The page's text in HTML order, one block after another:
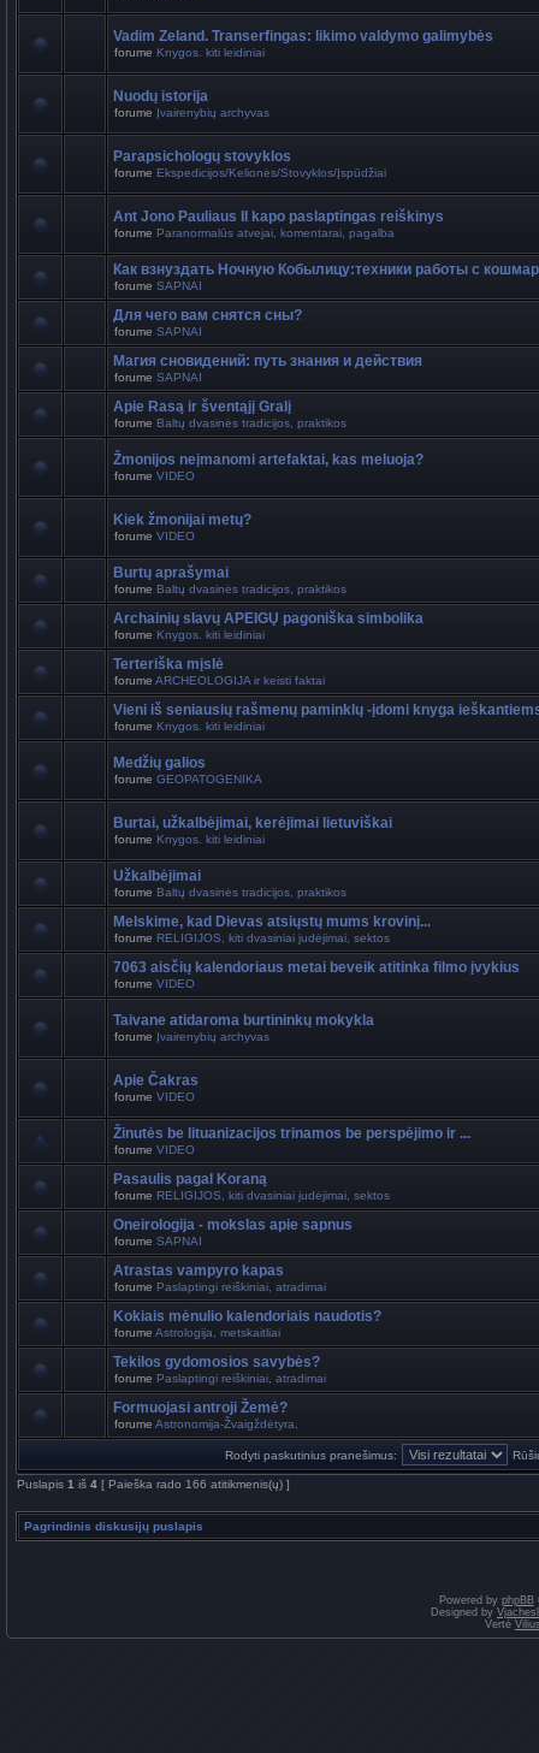
Vadim Zeland. Transerfingas: likimo valdymo galimybės
forume Knygos. kiti leidiniai
Nuodų istorija
forume Įvairenybių archyvas
Parapsichologų stovyklos
forume Ekspedicijos/Kelionės/Stovyklos/Įspūdžiai
Ant Jono Pauliaus II kapo paslaptingas reiškinys
forume Paranormalūs atvejai, komentarai, pagalba
Как взнуздать Ночную Кобылицу:техники работы с
forume SAPNAI
Для чего вам снятся сны?
forume SAPNAI
Магия сновидений: путь знания и действия
forume SAPNAI
Apie Rasą ir šventąjį Gralį
forume Baltų dvasinės tradicijos, praktikos
Žmonijos neįmanomi artefaktai, kas meluoja?
forume VIDEO
Kiek žmonijai metų?
forume VIDEO
Burtų aprašymai
forume Baltų dvasinės tradicijos, praktikos
Archainių slavų APEIGŲ pagoniška simbolika
forume Knygos. kiti leidiniai
Terteriška mįslė
forume ARCHEOLOGIJA ir keisti faktai
Vieni iš seniausių rašmenų paminklų -įdomi knyga
forume Knygos. kiti leidiniai
Medžių galios
forume GEOPATOGENIKA
Burtai, užkalbėjimai, kerėjimai lietuviškai
forume Knygos. kiti leidiniai
Užkalbėjimai
forume Baltų dvasinės tradicijos, praktikos
Melskime, kad Dievas atsiųstų mums krovinį...
forume RELIGIJOS, kiti dvasiniai judėjimai, sektos
7063 aisčių kalendoriaus metai beveik atitinka filmo įvykius
forume VIDEO
Taivane atidaroma burtininkų mokykla
forume Įvairenybių archyvas
Apie Čakras
forume VIDEO
Žinutės be lituanizacijos trinamos be perspėjimo ir ...
forume VIDEO
Pasaulis pagal Koraną
forume RELIGIJOS, kiti dvasiniai judėjimai, sektos
Oneirologija - mokslas apie sapnus
forume SAPNAI
Atrastas vampyro kapas
forume Paslaptingi reiškiniai, atradimai
Kokiais mėnulio kalendoriais naudotis?
forume Astrologija, metskaitliai
Tekilos gydomosios savybės?
forume Paslaptingi reiškiniai, atradimai
Formuojasi antroji Žemė?
forume Astronomija-Žvaigždėtyra,
Rodyti paskutinius pranešimus:
Puslapis 1 iš 4 [ Paieška rado 166 atitikmenis(ų) ]
Pagrindinis diskusijų puslapis
Powered by phpBB
Designed by
Vertė